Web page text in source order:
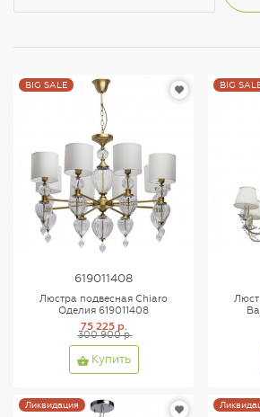
BIG SALE
619011408
Люстра подвесная Chiaro
Оделия 619011408
75 225 р.
300 900 р.
Купить
BIG
Ликвидация